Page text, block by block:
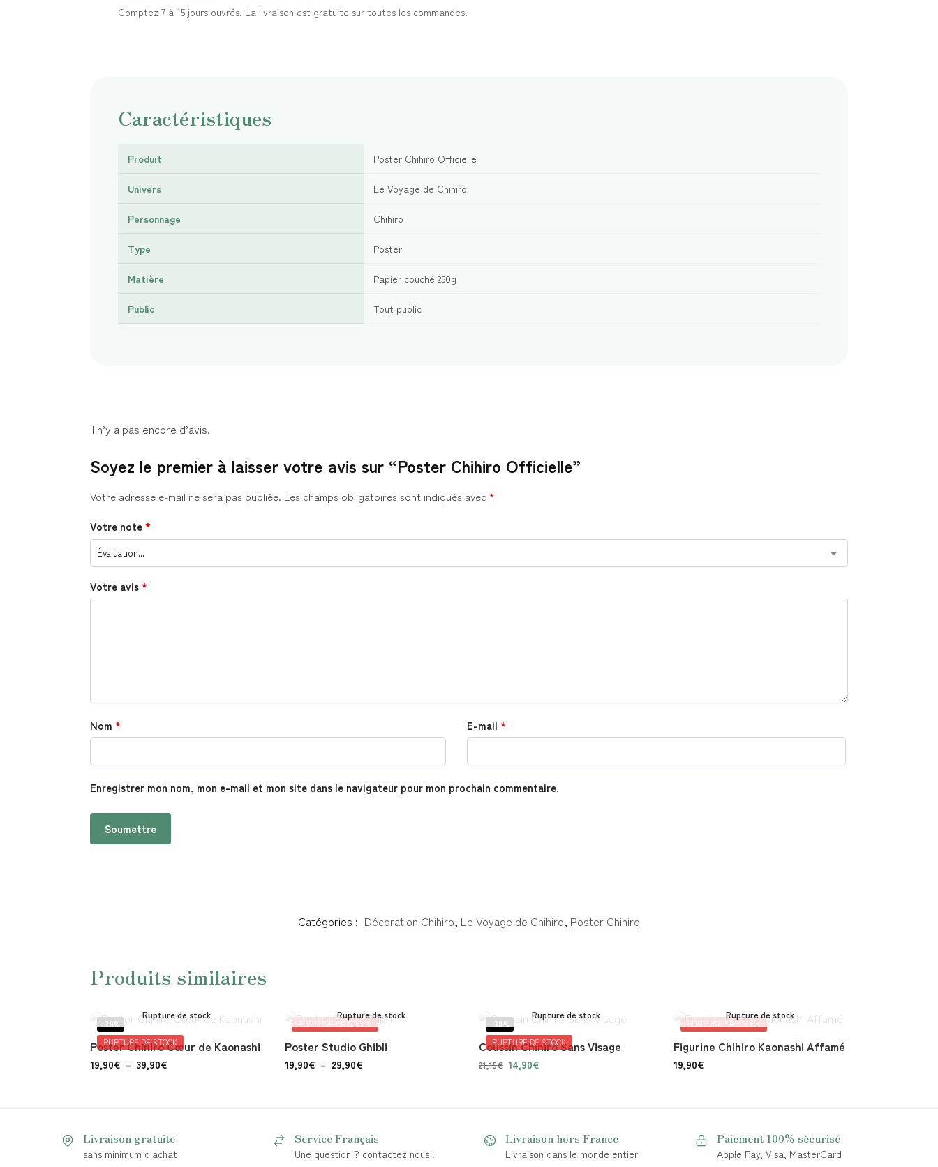
Comptez 7 à 15 jours ouvrés. La livraison est gratuite sur toutes les commandes.
Caractéristiques
Produit Poster Chihiro Officielle
Univers Le Voyage de Chihiro
Personnage Chihiro
Type Poster
Matière Papier couché 250g
Public Tout public
Il n’y a pas encore d’avis.
Soyez le premier à laisser votre avis sur “Poster Chihiro Officielle”
Votre adresse e-mail ne sera pas publiée. Les champs obligatoires sont indiqués avec *
Votre note*
Votre avis*
Nom * E-mail *
Enregistrer mon nom, mon e-mail et mon site dans le navigateur pour mon prochain commentaire.
Catégories : Décoration Chihiro, Le Voyage de Chihiro, Poster Chihiro
Produits similaires
-30%
RUPTURE DE STOCK
Rupture de stock
Poster Chihiro Cœur de Kaonashi
19,90€ – 39,90€
RUPTURE DE STOCK
Rupture de stock
Poster Studio Ghibli
19,90€ – 29,90€
-30%
RUPTURE DE STOCK
Rupture de stock
Coussin Chihiro Sans Visage
21,15€ 14,90€
RUPTURE DE STOCK
Rupture de stock
Figurine Chihiro Kaonashi Affamé
19,90€
Livraison gratuite
sans minimum d'achat
Service Français
Une question ? contactez nous !
Livraison hors France
Livraison dans le monde entier
Paiement 100% sécurisé
Apple Pay, Visa, MasterCard